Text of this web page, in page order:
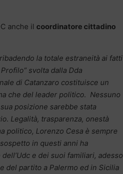
anche il coordinatore cittadino
la totale estraneità ai fatti
svolta dalla Dda
di Catanzaro costituisce un
che del leader politico. Nessuno
posizione sarebbe stata
Legalità, trasparenza, onestà
politico, Lorenzo Cesa è sempre
in questi anni ha
e dei suoi familiari, adesso
del partito a Palermo ed in Sicilia